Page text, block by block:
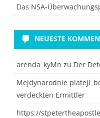
Das NSA-
NEUESTE
arenda_kyMn zu Der
Mejdynarodnie
verdeckten Ermittler
https://